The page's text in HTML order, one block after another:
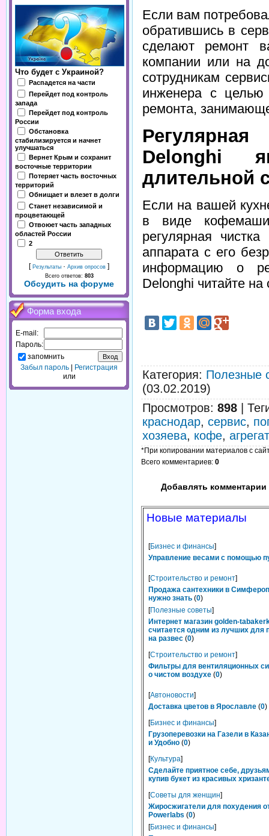
Что будет с Украиной?
Распадется на части
Перейдет под контроль
запада
Перейдет под контроль
России
Обстановка
стабилизируется и начнет
улучшаться
Вернет Крым и сохранит
восточные территории
Потеряет часть восточных
территорий
Обнищает и влезет в долги
Станет независимой и
процветающей
Отвоюет часть западных
областей России
2
[ Результаты · Архив опросов ]
Всего ответов: 803
Обсудить на форуме
Форма входа
E-mail:
Пароль:
запомнить
Забыл пароль
Регистрация
или
Если вам
обратившись в
сделают ремонт
компании или на
сотрудникам
инженера с целью
ремонта,
Delonghi
длительной
Если на вашей
в виде
регулярная
аппарата с его
информацию о
Delonghi читайте
Категория: Полезные
(03.02.2019)
Просмотров: 898
краснодар, сервис,
хозяева, кофе, агрегат
*При копировании материалов с
Всего комментариев: 0
Добавлять комментарии
Новые материалы
[Бизнес и финансы]
Управление весами с помощью
[Строительство и ремонт]
Продажа сантехники в
нужно знать (0)
[Полезные советы]
Интернет магазин golden-
считается одним из лучших для
на развес (0)
[Строительство и ремонт]
Фильтры для вентиляционных
о чистом воздухе (0)
[Автоновости]
Доставка цветов в Ярославле (0)
[Бизнес и финансы]
Грузоперевозки на Газели в
и Удобно (0)
[Культура]
Сделайте приятное себе,
купив букет из красивых
[Советы для женщин]
Жиросжигатели для похудения
Powerlabs (0)
[Бизнес и финансы]